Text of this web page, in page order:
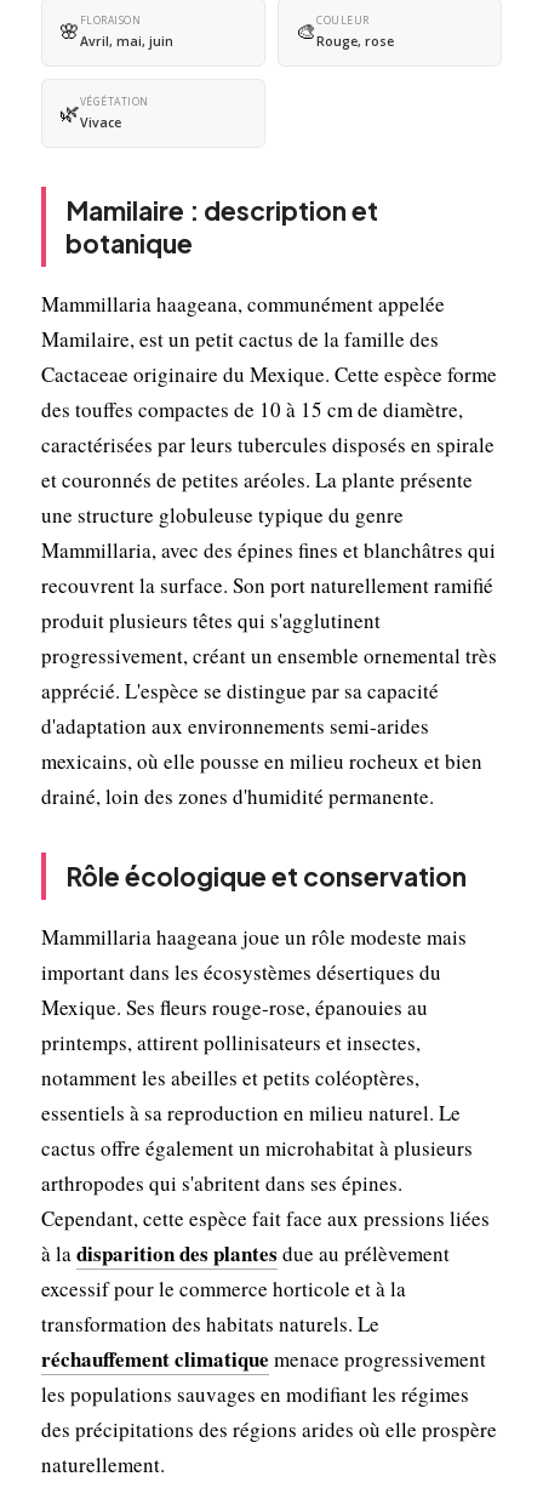
🌸 FLORAISON
Avril, mai, juin 🎨COULEUR
Rouge, rose
🌿VÉGÉTATION
Vivace
Mamilaire : description et
botanique
Mammillaria haageana, communément appelée
Mamilaire, est un petit cactus de la famille des
Cactaceae originaire du Mexique. Cette espèce forme
des touffes compactes de 10 à 15 cm de diamètre,
caractérisées par leurs tubercules disposés en spirale
et couronnés de petites aréoles. La plante présente
une structure globuleuse typique du genre
Mammillaria, avec des épines fines et blanchâtres qui
recouvrent la surface. Son port naturellement ramifié
produit plusieurs têtes qui s'agglutinent
progressivement, créant un ensemble ornemental très
apprécié. L'espèce se distingue par sa capacité
d'adaptation aux environnements semi-arides
mexicains, où elle pousse en milieu rocheux et bien
drainé, loin des zones d'humidité permanente.
Rôle écologique et conservation
Mammillaria haageana joue un rôle modeste mais
important dans les écosystèmes désertiques du
Mexique. Ses fleurs rouge-rose, épanouies au
printemps, attirent pollinisateurs et insectes,
notamment les abeilles et petits coléoptères,
essentiels à sa reproduction en milieu naturel. Le
cactus offre également un microhabitat à plusieurs
arthropodes qui s'abritent dans ses épines.
Cependant, cette espèce fait face aux pressions liées
à ladisparition des plantes due au prélèvement
excessif pour le commerce horticole et à la
transformation des habitats naturels. Le
réchauffement climatique menace progressivement
les populations sauvages en modifiant les régimes
des précipitations des régions arides où elle prospère
naturellement.